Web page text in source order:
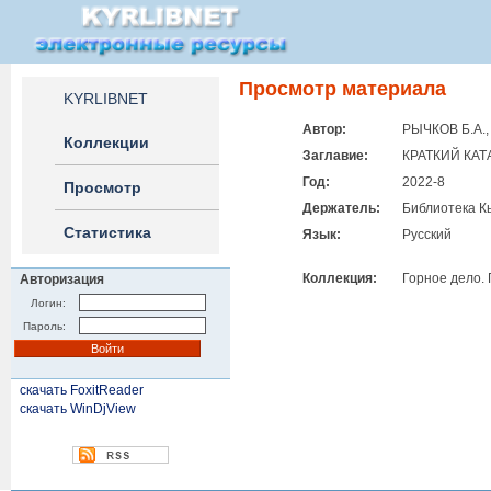
KYRLIBNET
Коллекции
Просмотр
Статистика
Авторизация
Логин:
Пароль:
скачать FoxitReader
скачать WinDjView
Просмотр материала
Автор:
РЫЧКОВ
Заглавие:
КРАТКИЙ
Год:
2022-8
Держатель:
Библиотека
Язык:
Русский
Коллекция: Горное дело.